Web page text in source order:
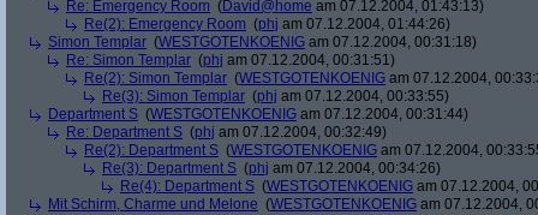
Re: Emergency Room (David@home am 07.12.2004, 01:43:13)
Re(2): Emergency Room (phj am 07.12.2004, 01:44:26)
Simon Templar (WESTGOTENKOENIG am 07.12.2004, 00:31:18)
Re: Simon Templar (phj am 07.12.2004, 00:31:51)
Re(2): Simon Templar (WESTGOTENKOENIG am 07.12.2004,
Re(3): Simon Templar (phj am 07.12.2004, 00:33:55)
Department S (WESTGOTENKOENIG am 07.12.2004, 00:31:44)
Re: Department S (phj am 07.12.2004, 00:32:49)
Re(2): Department S (WESTGOTENKOENIG am 07.12.2004,
Re(3): Department S (phj am 07.12.2004, 00:34:26)
Re(4): Department S (WESTGOTENKOENIG am 07.12.2004,
Mit Schirm, Charme und Melone (WESTGOTENKOENIG am 07.12.2004,